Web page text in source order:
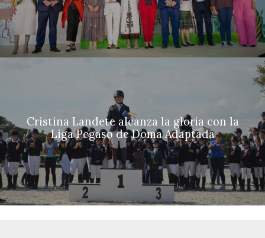
Cristina Landete alcanza la gloria con la
Liga Pegaso de Doma Adaptada